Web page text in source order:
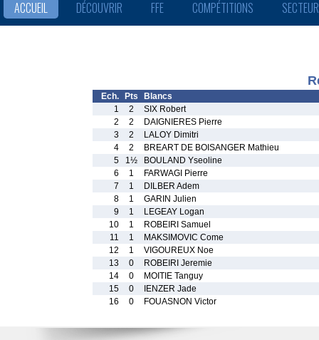
ACCUEIL DÉCOUVRIR FFE COMPÉTITIONS
Ech. Pts
Blancs
1
2
SIX Robert
2
2
DAIGNIERES Pierre
3
2
LALOY Dimitri
4
2
BREART DE BOISANGER Mathieu
5
1½
BOULAND Yseoline
6
1
FARWAGI Pierre
7
1
DILBER Adem
8
1
GARIN Julien
9
1
LEGEAY Logan
10
1
ROBEIRI Samuel
11
1
MAKSIMOVIC Come
12
1
VIGOUREUX Noe
13
0
ROBEIRI Jeremie
14
0
MOITIE Tanguy
15
0
IENZER Jade
16
0 FOUASNON Victor